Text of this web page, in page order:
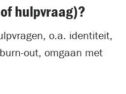
hulpvraag)?
o.a. identiteit,
out, omgaan met